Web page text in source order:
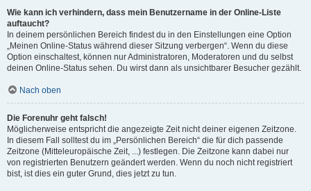
Wie kann ich verhindern, dass mein Benutzername in der Online-Liste
auftaucht?
In deinem persönlichen Bereich findest du in den Einstellungen eine Option
„Meinen Online-Status während dieser Sitzung verbergen“. Wenn du diese
Option einschaltest, können nur Administratoren, Moderatoren und du selbst
deinen Online-Status sehen. Du wirst dann als unsichtbarer Besucher gezählt.
Nach oben
Die Forenuhr geht falsch!
Möglicherweise entspricht die angezeigte Zeit nicht deiner eigenen Zeitzone.
In diesem Fall solltest du im „Persönlichen Bereich“ die für dich passende
Zeitzone (Mitteleuropäische Zeit, ...) festlegen. Die Zeitzone kann dabei nur
von registrierten Benutzern geändert werden. Wenn du noch nicht registriert
bist, ist dies ein guter Grund, dies jetzt zu tun.